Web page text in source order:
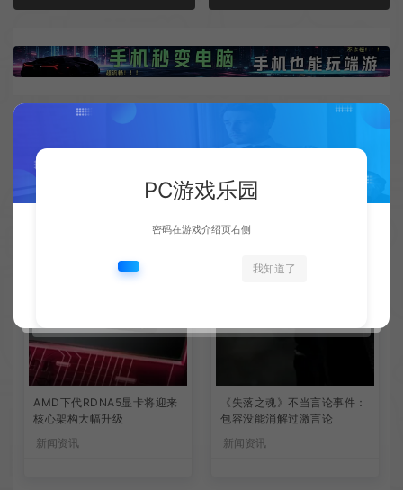
AMD下代RDNA5显卡将迎来
核心架构大幅升级
新闻资讯
《失落之魂》不当言论事件：
包容没能消解过激言论
新闻资讯
PC游戏乐园
密码在游戏介绍页右侧
我知道了